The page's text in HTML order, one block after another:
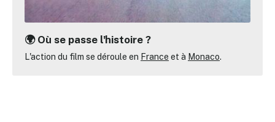
🌍 Où se passe l'histoire ?
L'action du film se déroule en France et à Monaco.